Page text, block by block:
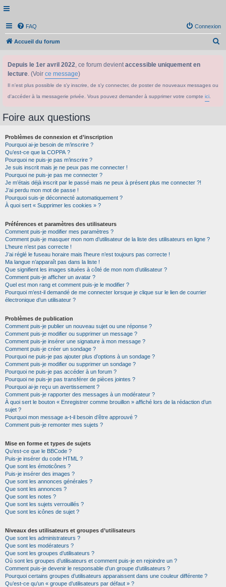
FAQ Connexion
Accueil du forum
Depuis le 1er avril 2022, ce forum devientaccessible uniquement en
lecture. (Voir ce message)
Il n'est plus possible de s'y inscrire, de s'y connecter, de poster de nouveaux messages ou
d'accéder à la messagerie privée. Vous pouvez demander à supprimer votre compte ici
Foire aux questions
Problèmes de connexion et d’inscription
Pourquoi ai-je besoin de m’inscrire ?
Qu’est-ce que la COPPA ?
Pourquoi ne puis-je pas m’inscrire ?
Je suis inscrit mais je ne peux pas me connecter !
Pourquoi ne puis-je pas me connecter ?
Je m’étais déjà inscrit par le passé mais ne peux à présent plus me connecter ?!
J’ai perdu mon mot de passe !
Pourquoi suis-je déconnecté automatiquement ?
À quoi sert « Supprimer les cookies » ?
Préférences et paramètres des utilisateurs
Comment puis-je modifier mes paramètres ?
Comment puis-je masquer mon nom d’utilisateur de la liste des utilisateurs en ligne ?
L’heure n’est pas correcte !
J’ai réglé le fuseau horaire mais l’heure n’est toujours pas correcte !
Ma langue n’apparaît pas dans la liste !
Que signifient les images situées à côté de mon nom d’utilisateur ?
Comment puis-je afficher un avatar ?
Quel est mon rang et comment puis-je le modifier ?
Pourquoi m’est-il demandé de me connecter lorsque je clique sur le lien de courrier
électronique d’un utilisateur ?
Problèmes de publication
Comment puis-je publier un nouveau sujet ou une réponse ?
Comment puis-je modifier ou supprimer un message ?
Comment puis-je insérer une signature à mon message ?
Comment puis-je créer un sondage ?
Pourquoi ne puis-je pas ajouter plus d’options à un sondage ?
Comment puis-je modifier ou supprimer un sondage ?
Pourquoi ne puis-je pas accéder à un forum ?
Pourquoi ne puis-je pas transférer de pièces jointes ?
Pourquoi ai-je reçu un avertissement ?
Comment puis-je rapporter des messages à un modérateur ?
À quoi sert le bouton « Enregistrer comme brouillon » affiché lors de la rédaction d’un
sujet ?
Pourquoi mon message a-t-il besoin d’être approuvé ?
Comment puis-je remonter mes sujets ?
Mise en forme et types de sujets
Qu’est-ce que le BBCode ?
Puis-je insérer du code HTML ?
Que sont les émoticônes ?
Puis-je insérer des images ?
Que sont les annonces générales ?
Que sont les annonces ?
Que sont les notes ?
Que sont les sujets verrouillés ?
Que sont les icônes de sujet ?
Niveaux des utilisateurs et groupes d’utilisateurs
Que sont les administrateurs ?
Que sont les modérateurs ?
Que sont les groupes d’utilisateurs ?
Où sont les groupes d’utilisateurs et comment puis-je en rejoindre un ?
Comment puis-je devenir le responsable d’un groupe d’utilisateurs ?
Pourquoi certains groupes d’utilisateurs apparaissent dans une couleur différente ?
Qu’est-ce qu’un « groupe d’utilisateurs par défaut » ?